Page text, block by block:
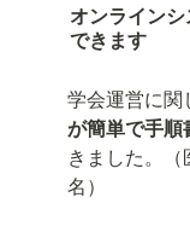
オンライン
できます
学会運営に関
が簡単で手順
きました。
名）